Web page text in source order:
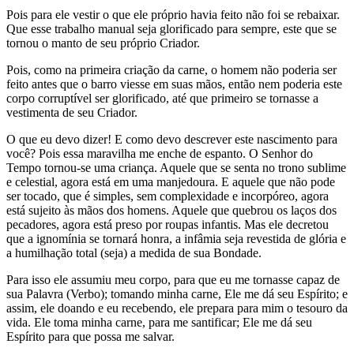
Pois para ele vestir o que ele próprio havia feito não foi se rebaixar.
Que esse trabalho manual seja glorificado para sempre, este que se
tornou o manto de seu próprio Criador.
Pois, como na primeira criação da carne, o homem não poderia ser
feito antes que o barro viesse em suas mãos, então nem poderia este
corpo corruptível ser glorificado, até que primeiro se tornasse a
vestimenta de seu Criador.
O que eu devo dizer! E como devo descrever este nascimento para
você? Pois essa maravilha me enche de espanto. O Senhor do
Tempo tornou-se uma criança. Aquele que se senta no trono sublime
e celestial, agora está em uma manjedoura. E aquele que não pode
ser tocado, que é simples, sem complexidade e incorpóreo, agora
está sujeito às mãos dos homens. Aquele que quebrou os laços dos
pecadores, agora está preso por roupas infantis. Mas ele decretou
que a ignomínia se tornará honra, a infâmia seja revestida de glória e
a humilhação total (seja) a medida de sua Bondade.
Para isso ele assumiu meu corpo, para que eu me tornasse capaz de
sua Palavra (Verbo); tomando minha carne, Ele me dá seu Espírito; e
assim, ele doando e eu recebendo, ele prepara para mim o tesouro da
vida. Ele toma minha carne, para me santificar; Ele me dá seu
Espírito para que possa me salvar.